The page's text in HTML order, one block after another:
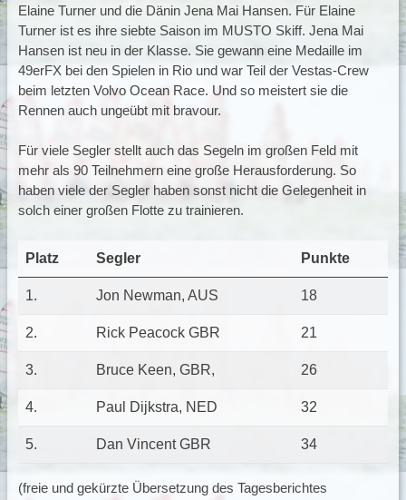
Elaine Turner und die Dänin Jena Mai Hansen. Für Elaine
Turner ist es ihre siebte Saison im MUSTO Skiff. Jena Mai
Hansen ist neu in der Klasse. Sie gewann eine Medaille im
49erFX bei den Spielen in Rio und war Teil der Vestas-Crew
beim letzten Volvo Ocean Race. Und so meistert sie die
Rennen auch ungeübt mit bravour.
Für viele Segler stellt auch das Segeln im großen Feld mit
mehr als 90 Teilnehmern eine große Herausforderung. So
haben viele der Segler haben sonst nicht die Gelegenheit in
solch einer großen Flotte zu trainieren.
Platz Segler Punkte
1. Jon Newman, AUS 18
2. Rick Peacock GBR 21
3. Bruce Keen, GBR, 26
4. Paul Dijkstra, NED 32
5. Dan Vincent GBR 34
(freie und gekürzte Übersetzung des Tagesberichtes